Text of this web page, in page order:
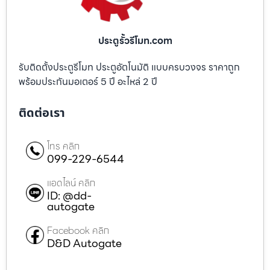
ประตูรั้วรีโมท.com
รับติดตั้งประตูรีโมท ประตูอัตโนมัติ แบบครบวงจร ราคาถูก
พร้อมประกันมอเตอร์ 5 ปี อะไหล่ 2 ปี
ติดต่อเรา
โทร คลิก
099-229-6544
แอดไลน์ คลิก
ID: @dd-
autogate
Facebook คลิก
D&D Autogate